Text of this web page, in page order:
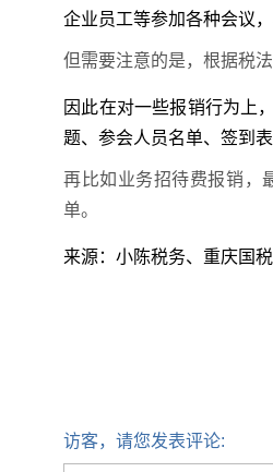
企业员工等参加各种会议
但需要注意的是，根据税
因此在对一些报销行为上
题、参会人员名单、签到
再比如业务招待费报销，
单。
来源：小陈税务、重庆国
访客，请您发表评论: